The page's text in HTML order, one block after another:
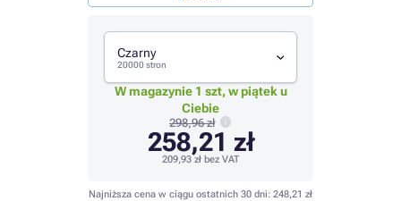
Czarny
20000 stron
W magazynie 1 szt, w piątek u
Ciebie
298,96 zł
258,21 zł
209,93 zł bez VAT
Najniższa cena w ciągu ostatnich 30 dni: 248,21 zł